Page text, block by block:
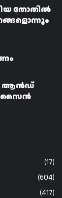
തോതിൽ
ആൻഡ്
(17)
(604)
(417)